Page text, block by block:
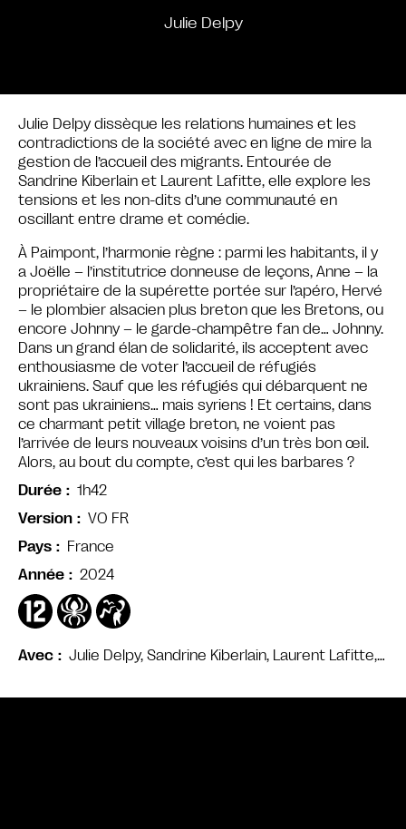
Julie Delpy
Avec Julie Delpy, Sandrine Kiberlain, Laurent Lafitte,…
Julie Delpy dissèque les relations humaines et les
contradictions de la société avec en ligne de mire la
gestion de l’accueil des migrants. Entourée de
Sandrine Kiberlain et Laurent Lafitte, elle explore les
tensions et les non-dits d’une communauté en
oscillant entre drame et comédie.
À Paimpont, l’harmonie règne : parmi les habitants, il y
a Joëlle – l’institutrice donneuse de leçons, Anne – la
propriétaire de la supérette portée sur l’apéro, Hervé
– le plombier alsacien plus breton que les Bretons, ou
encore Johnny – le garde-champêtre fan de… Johnny.
Dans un grand élan de solidarité, ils acceptent avec
enthousiasme de voter l’accueil de réfugiés
ukrainiens. Sauf que les réfugiés qui débarquent ne
sont pas ukrainiens… mais syriens ! Et certains, dans
ce charmant petit village breton, ne voient pas
l’arrivée de leurs nouveaux voisins d’un très bon œil.
Alors, au bout du compte, c’est qui les barbares ?
Durée
1h42
Version
VO FR
Pays
France
Année
2024